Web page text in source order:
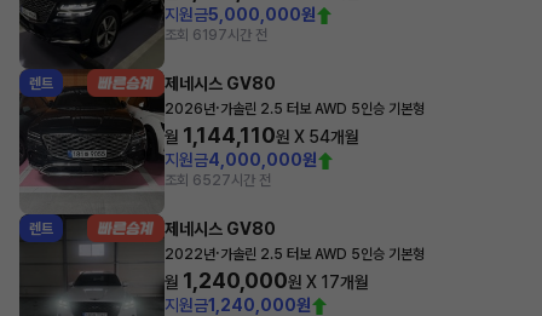
지원금5,000,000원
조회 6197시간 전
렌트 제네시스 GV80
2026년·가솔린 2.5 터보 AWD 5인승 기본형
월 1,144,110원 X 54개월
지원금4,000,000원
조회 6527시간 전
렌트 제네시스 GV80
2022년·가솔린 2.5 터보 AWD 5인승 기본형
월 1,240,000원 X 17개월
지원금1,240,000원